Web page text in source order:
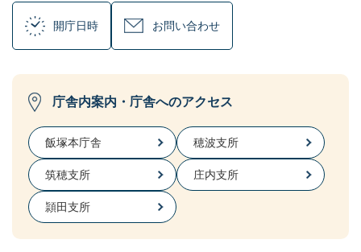
開庁日時 お問い合わせ
庁舎内案内・庁舎へのアクセス
飯塚本庁舎 穂波支所
筑穂支所 庄内支所
頴田支所